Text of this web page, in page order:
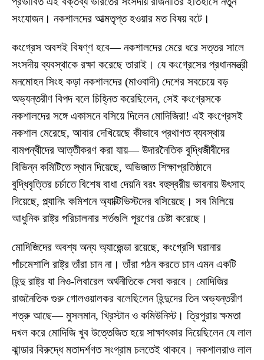
সংযোজন। নকশালদের আত্মতৃপ্ত হওয়ার মত বিষয় বটে।
কংগ্রেস অবশই বিষণ্ণ হবে— নকশালদের মেরে ধরে সত্তর সালে
সংসদীয় ব্যবস্থাকে রক্ষা করেছে তারাই। যে কংগ্রেসের প্রধানমন্ত্রী
মনমোহন সিংহ কড়া নকশালদের (মাওবাদী) দেশের সবচেয়ে বড়
অভ্যন্তরীণ বিপদ বলে চিহ্নিত করেছিলেন, সেই কংগ্রেসকে
নকশালদের সঙ্গে একাসনে বসিয়ে দিলেন মোদিজিরা! এই কংগ্রেসই
নকশাল মেরেছে, আবার দেখিয়েছে কীভাবে প্রথাগত ব্যবস্থায়
বামপন্থীদের আত্তীকরণ করা যায়— উদারনৈতিক বুদ্ধিজীবীদের
বিভিন্ন কমিটিতে স্থান দিয়েছে, অভিজাত শিক্ষাপ্রতিষ্ঠানে
বুদ্ধিবৃত্তির চর্চাতে বিশেষ বাধা দেয়নি বরং বহুস্বরীয় ভাবনায় উৎসাহ
দিয়েছে, প্ল্যানিং কমিশনে অ্যাক্টিভিস্টদের বসিয়েছে। সব মিলিয়ে
আধুনিক রাষ্ট্র পরিচালনার শর্তগুলি পূরণের চেষ্টা করেছে।
মোদিজিদের অবশ্য অন্য অ্যাজেন্ডা রয়েছে, কংগ্রেসি ঘরানার
পাঁচমেশালি রাষ্ট্র তাঁরা চান না। তাঁরা গঠন করতে চান এমন একটি
হিন্দু রাষ্ট্র যা নিও-লিবারেল অর্থনীতিকে সেবা করবে। মোদিজির
রাজনৈতিক গুরু গোলওয়ালকর বলেছিলেন হিন্দুদের তিন অভ্যন্তরীণ
শত্রু আছে— মুসলমান, খ্রিস্টান ও কমিউনিস্ট। ত্রিপুরায় ক্ষমতা
দখল করে মোদিজি খুব উত্তেজিত হয়ে সাক্ষাৎকার দিয়েছিলেন যে লাল
ঝান্ডার বিরুদ্ধে মতাদর্শগত সংগ্রাম চলতেই থাকবে। নকশালরাও লাল